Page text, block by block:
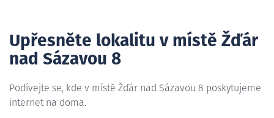
Upřesněte lokalitu v místě Žďár
nad Sázavou 8
Podívejte se, kde v místě Žďár nad Sázavou 8 poskytujeme
internet na doma.